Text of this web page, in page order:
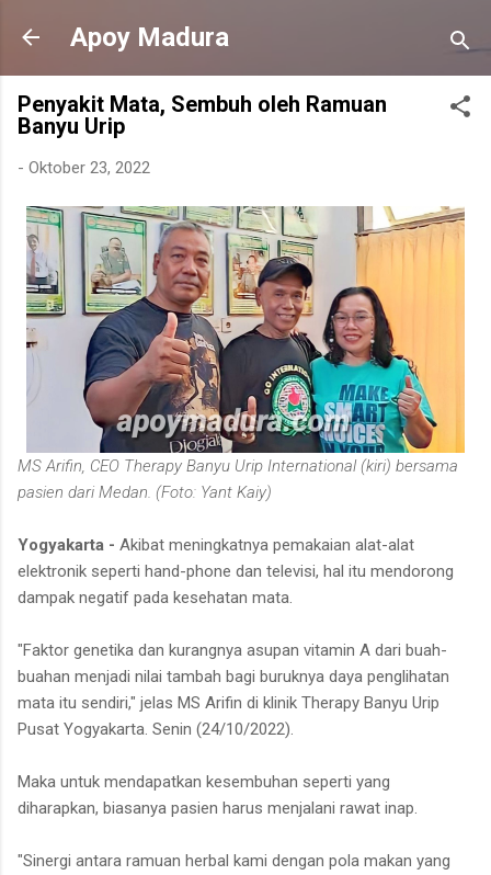
Langsung ke konten utama
Apoy Madura
Penyakit Mata, Sembuh oleh Ramuan
Banyu Urip
- Oktober 23, 2022
MS Arifin, CEO Therapy Banyu Urip International (kiri) bersama
pasien dari Medan. (Foto: Yant Kaiy)
Yogyakarta - Akibat meningkatnya pemakaian alat-alat
elektronik seperti hand-phone dan televisi, hal itu mendorong
dampak negatif pada kesehatan mata.
"Faktor genetika dan kurangnya asupan vitamin A dari buah-
buahan menjadi nilai tambah bagi buruknya daya penglihatan
mata itu sendiri," jelas MS Arifin di klinik Therapy Banyu Urip
Pusat Yogyakarta. Senin (24/10/2022).
Maka untuk mendapatkan kesembuhan seperti yang
diharapkan, biasanya pasien harus menjalani rawat inap.
"Sinergi antara ramuan herbal kami dengan pola makan yang